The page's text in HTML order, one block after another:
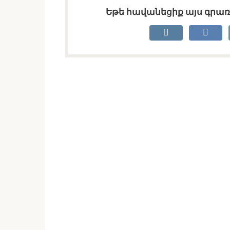
Եթե հավանեցիք այս